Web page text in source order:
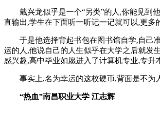
戴兴龙似乎是一个“另类”的人,你能见到
直输出,学生在下面听一听记一记就可以,更多
于是他选择背起书包在图书馆自学,自己
运的人,他说自己的人生似乎在大学之后就发
感兴趣,高中毕业如愿进入了计算机专业,专升
事实上,名为幸运的这枚硬币,背面是不为
“热血”南昌职业大学 江志辉